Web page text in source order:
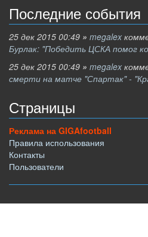
Последние события
25 дек 2015 00:49 » megalex
Бурлак: "Победить ЦСКА помог
25 дек 2015 00:49 » megalex
смерти на матче "Спартак" -
Страницы
Реклама на GIGAfootball
Правила использования
Контакты
Пользователи